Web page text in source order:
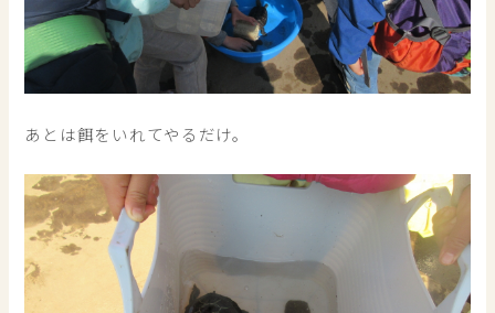
あとは餌をいれてやるだけ。